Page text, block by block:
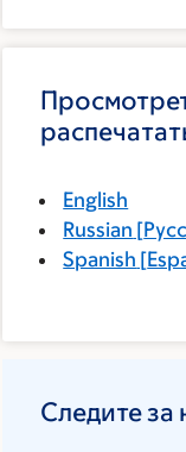
English
Russian [
Spanish [
Следите за